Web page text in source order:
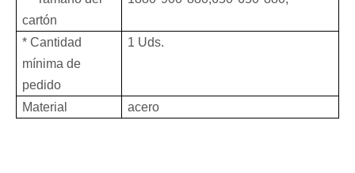
cartón
* Cantidad
mínima de
pedido
1 Uds.
Material acero